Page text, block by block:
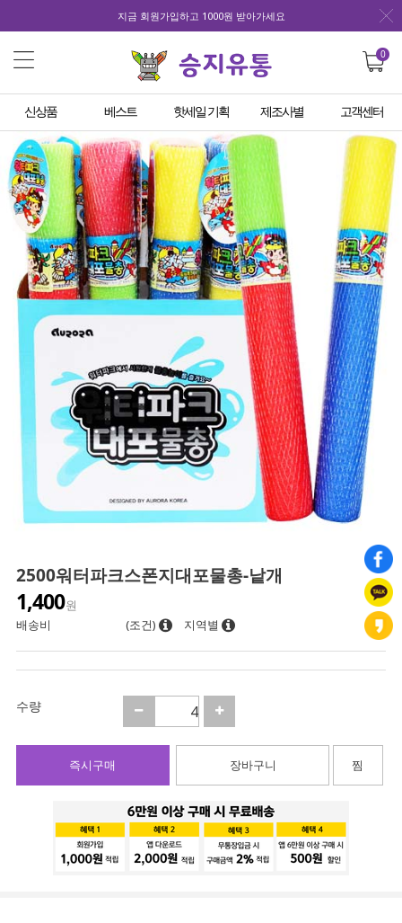
지금 회원가입하고 1000원 받아가세요
0
신상품 베스트 핫세일 기획 제조사별 고객센터
2500워터파크스폰지대포물총-낱개
1,400원
배송비
(조건) 지역별
수량
즉시구매 장바구니 찜